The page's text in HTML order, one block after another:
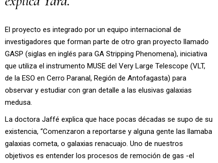
El proyecto es integrado por un equipo internacional de
investigadores que forman parte de otro gran proyecto llamado
GASP (siglas en inglés para GA Stripping Phenomena), iniciativa
que utiliza el instrumento MUSE del Very Large Telescope (VLT,
de la ESO en Cerro Paranal, Región de Antofagasta) para
observar y estudiar con gran detalle a las elusivas galaxias
medusa.
La doctora Jaffé explica que hace pocas décadas se supo de su
existencia, “Comenzaron a reportarse y alguna gente las llamaba
galaxias cometa, o galaxias renacuajo. Uno de nuestros
objetivos es entender los procesos de remoción de gas -el